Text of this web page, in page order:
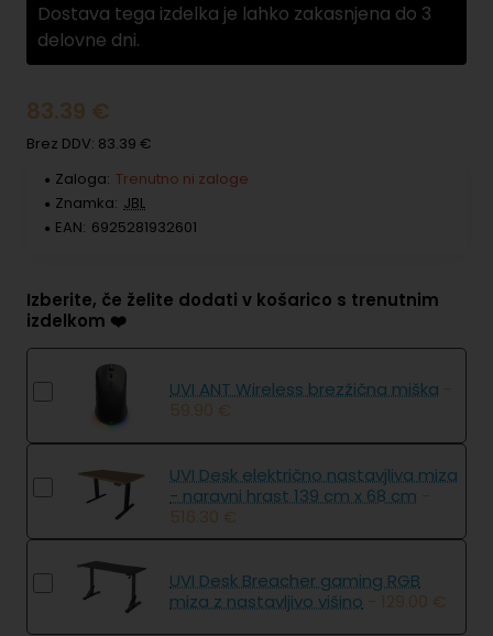
Dostava tega izdelka je lahko zakasnjena do 3
delovne dni.
83.39 €
Brez DDV: 83.39 €
Zaloga: Trenutno ni zaloge
Znamka: JBL
EAN: 6925281932601
Izberite, če želite dodati v košarico s trenutnim
izdelkom ❤️
UVI ANT Wireless brezžična miška -
59.90 €
UVI Desk električno nastavjliva miza
- naravni hrast 139 cm x 68 cm -
516.30 €
UVI Desk Breacher gaming RGB
miza z nastavljivo višino - 129.00 €